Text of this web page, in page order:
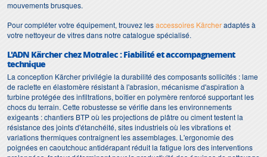
mouvements brusques.
Pour compléter votre équipement, trouvez lesaccessoires Kärcheradaptés à
votre nettoyeur de vitres dans notre catalogue spécialisé.
L'ADN Kärcher chez Motralec : Fiabilité et accompagnement
technique
La conception Kärcher privilégie la durabilité des composants sollicités : lame
de raclette en élastomère résistant à l'abrasion, mécanisme d'aspiration à
turbine protégée des infiltrations, boîtier en polymère renforcé supportant les
chocs du terrain. Cette robustesse se vérifie dans les environnements
exigeants : chantiers BTP où les projections de plâtre ou ciment testent la
résistance des joints d'étanchéité, sites industriels où les vibrations et
variations thermiques contraignent les assemblages. L'ergonomie des
poignées en caoutchouc antidérapant réduit la fatigue lors des interventions